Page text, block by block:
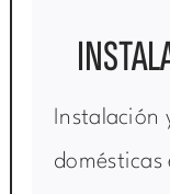
Instalación